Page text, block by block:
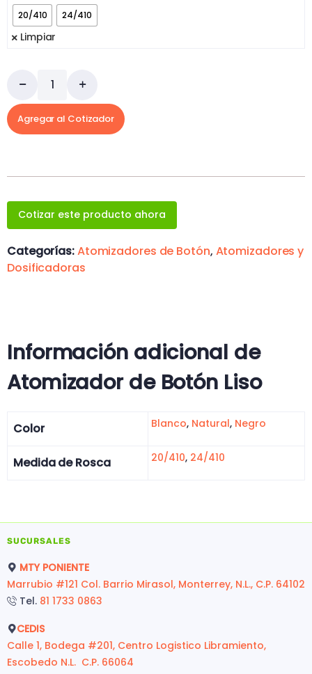
20/410 24/410
Limpiar
Agregar al Cotizador
Cotizar este producto ahora
Categorías:Atomizadores de Botón, Atomizadores y
Dosificadoras
Información adicional de
Atomizador de Botón Liso
Color Blanco, Natural, Negro
Medida de Rosca 20/410, 24/410
SUCURSALES
MTY PONIENTE
Marrubio #121 Col. Barrio Mirasol, Monterrey, N.L., C.P. 64102
Tel. 81 1733 0863
CEDIS
Calle 1, Bodega #201, Centro Logistico Libramiento,
Escobedo N.L. C.P. 66064